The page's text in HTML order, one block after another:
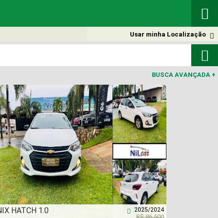


Usar minha Localização

BUSCA AVANÇADA +
HATCH 1.0 2025/2024
